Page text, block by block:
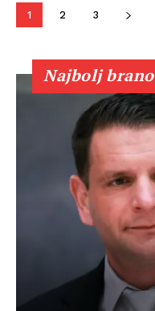
1 2 3
Najbolj brano